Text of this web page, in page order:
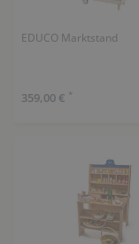
EDUCO Marktstand
359,00 € *